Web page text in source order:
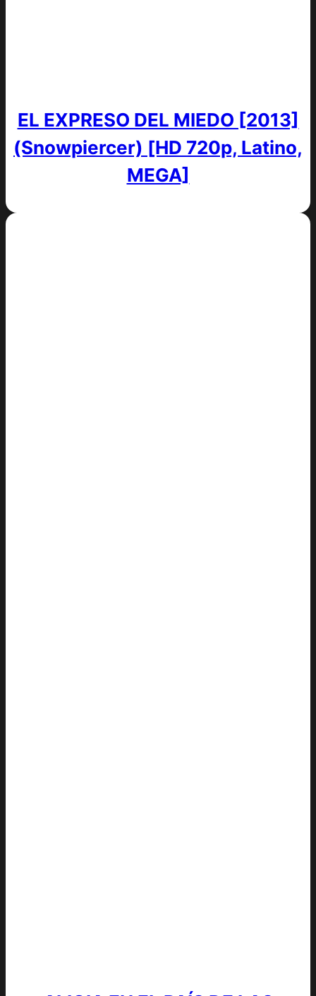
EL EXPRESO DEL MIEDO [2013]
(Snowpiercer) [HD 720p, Latino,
MEGA]